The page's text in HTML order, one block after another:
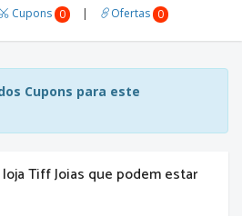
Cupons 0 | Ofertas 0
Cupons para este
Tiff Joias que podem estar